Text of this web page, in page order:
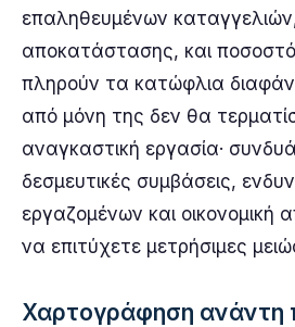
επαληθευμένων
αποκατάστασης, και
πληρούν τα κατώφλια
από μόνη της δεν θα
αναγκαστική εργασία·
δεσμευτικές συμβάσεις,
εργαζομένων και οικονομική
να επιτύχετε μετρήσιμες
Χαρτογράφηση ανάντη